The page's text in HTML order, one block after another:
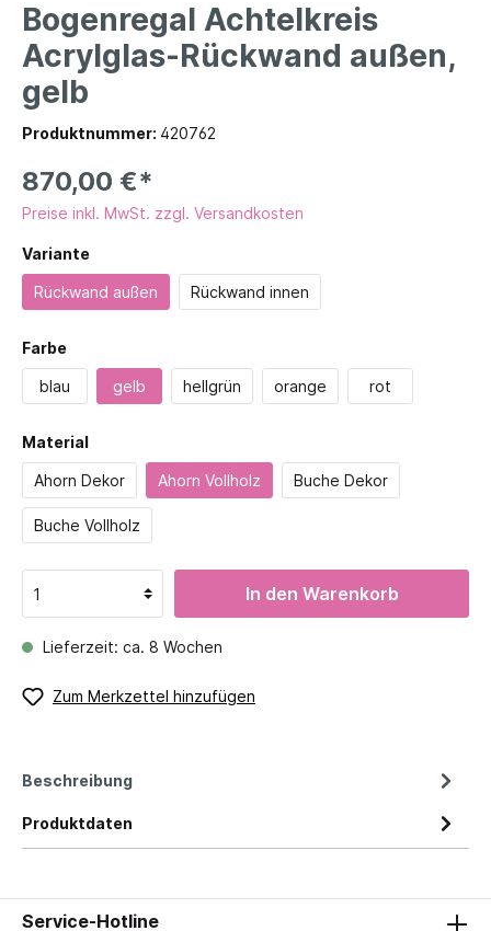
Bogenregal Achtelkreis
Acrylglas-Rückwand außen,
gelb
Produktnummer: 420762
870,00 €*
Preise inkl. MwSt. zzgl. Versandkosten
Variante
Rückwand außen Rückwand innen
Farbe
blau gelb hellgrün orange rot
Material
Ahorn Dekor Ahorn Vollholz Buche Dekor
Buche Vollholz
In den Warenkorb
Lieferzeit: ca. 8 Wochen
Zum Merkzettel hinzufügen
Beschreibung
Produktdaten
Service-Hotline